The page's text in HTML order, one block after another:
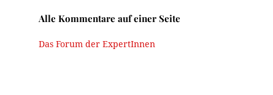
Alle Kommentare auf einer Seite
Das Forum der ExpertInnen